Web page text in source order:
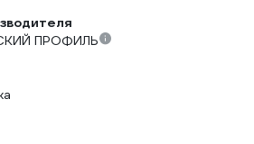
ПРОФИЛЬ